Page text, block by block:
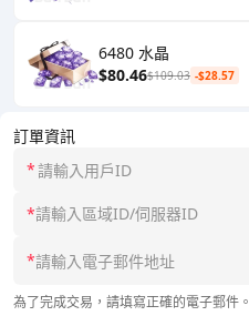
訂單資訊
*
*請輸入區域ID/伺服器ID
*
為了完成交易，請填寫正確的電子郵件。
6480 水晶
$80.46$109.03 -$28.57